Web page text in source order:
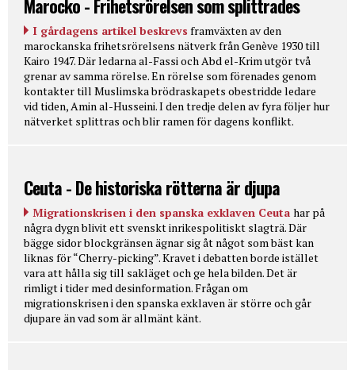
Marocko - Frihetsrörelsen som splittrades
I gårdagens artikel beskrevs framväxten av den
marockanska frihetsrörelsens nätverk från Genève 1930 till
Kairo 1947. Där ledarna al-Fassi och Abd el-Krim utgör två
grenar av samma rörelse. En rörelse som förenades genom
kontakter till Muslimska brödraskapets obestridde ledare
vid tiden, Amin al-Husseini. I den tredje delen av fyra följer hur
nätverket splittras och blir ramen för dagens konflikt.
Ceuta - De historiska rötterna är djupa
Migrationskrisen i den spanska exklaven Ceuta har på
några dygn blivit ett svenskt inrikespolitiskt slagträ. Där
bägge sidor blockgränsen ägnar sig åt något som bäst kan
liknas för “Cherry-picking”. Kravet i debatten borde istället
vara att hålla sig till sakläget och ge hela bilden. Det är
rimligt i tider med desinformation. Frågan om
migrationskrisen i den spanska exklaven är större och går
djupare än vad som är allmänt känt.